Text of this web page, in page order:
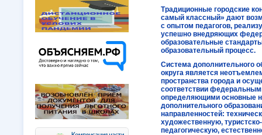
Традиционные городские
самый классный» дают
с опытом педагогов,
успешно внедряющих
образовательные
образовательный процесс.
Система дополнительного
округа является
пространства города и
соответствии
определяющими основные
дополнительного
направленностей:
художественную,
педагогическую,